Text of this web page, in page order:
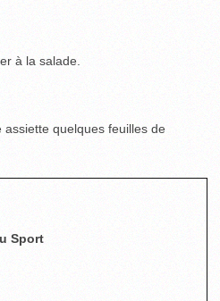
à la salade.
quelques feuilles de
Sport